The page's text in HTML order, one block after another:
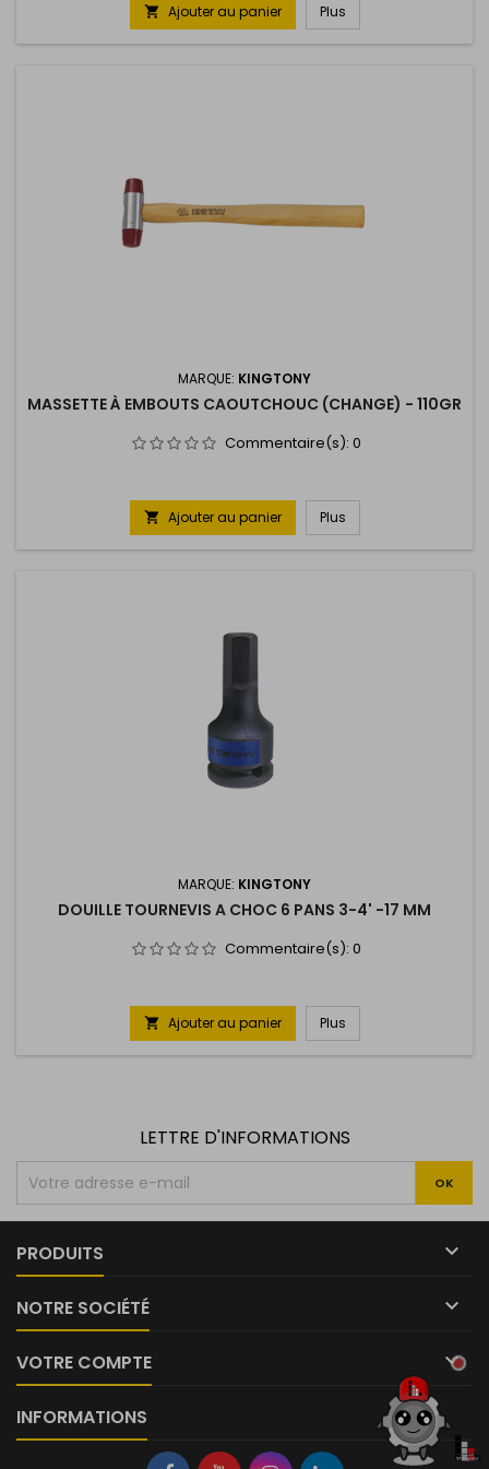
 Ajouter au panier Plus
MARQUE: KINGTONY
MASSETTE À EMBOUTS CAOUTCHOUC (CHANGE) - 110GR
Commentaire(s): 0
 Ajouter au panier Plus
MARQUE: KINGTONY
DOUILLE TOURNEVIS A CHOC 6 PANS 3-4' -17 MM
Commentaire(s): 0
 Ajouter au panier Plus
LETTRE D'INFORMATIONS
PRODUITS 
NOTRE SOCIÉTÉ 
VOTRE COMPTE 
INFORMATIONS
Tu cherches